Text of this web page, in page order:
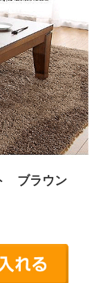
ブラウン